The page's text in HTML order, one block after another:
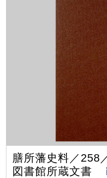
膳所藩史料／258
図書館所蔵文書